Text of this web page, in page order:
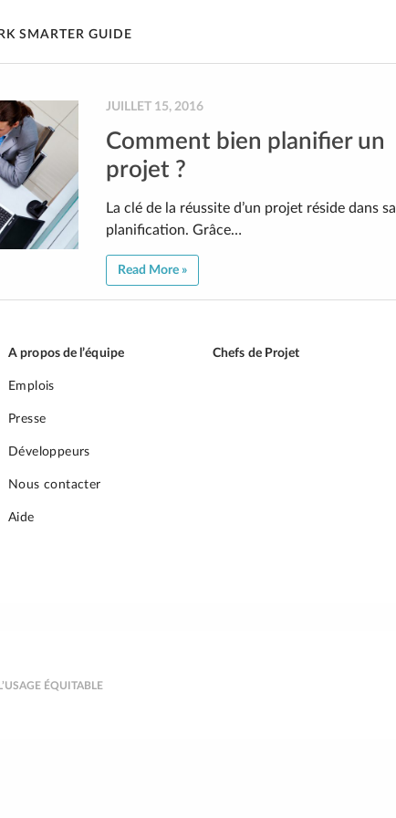
SMARTER GUIDE
JUILLET 15, 2016
Comment bien planifier un
projet ?
La clé de la réussite d’un projet réside dans sa
planification. Grâce…
Read More »
A propos de l’équipe
Emplois
Presse
Développeurs
Nous contacter
Aide
Chefs de Projet
ÉQUITABLE